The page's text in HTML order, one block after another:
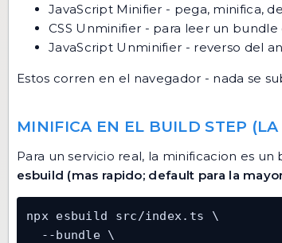
JavaScript Minifier - pega, minifica,
CSS Unminifier - para leer un
JavaScript Unminifier - reverso del
Estos corren en el navegador - nada se
MINIFICA EN EL BUILD STEP
Para un servicio real, la minificacion es
esbuild (mas rapido; default para la
npx esbuild src/index.ts \
  --bundle \